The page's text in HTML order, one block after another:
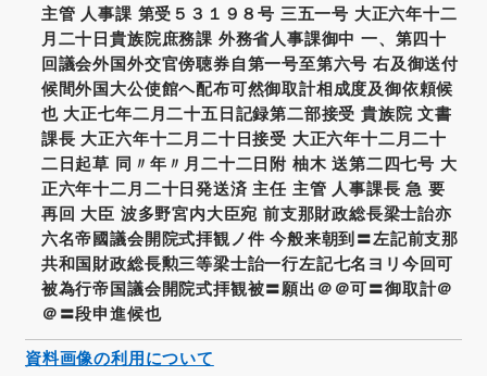
主管 人事課 第受５３１９８号 三五一号 大正六年十二
月二十日貴族院庶務課 外務省人事課御中 一、第四十
回議会外国外交官傍聴券自第一号至第六号 右及御送付
候間外国大公使館ヘ配布可然御取計相成度及御依頼候
也 大正七年二月二十五日記録第二部接受 貴族院 文書
課長 大正六年十二月二十日接受 大正六年十二月二十
二日起草 同〃年〃月二十二日附 柚木 送第二四七号 大
正六年十二月二十日発送済 主任 主管 人事課長 急 要
再回 大臣 波多野宮内大臣宛 前支那財政総長梁士詒亦
六名帝國議会開院式拝観ノ件 今般来朝到〓左記前支那
共和国財政総長勲三等梁士詒一行左記七名ヨリ今回可
被為行帝国議会開院式拝観被〓願出＠＠可〓御取計＠
＠〓段申進候也
資料画像の利用について